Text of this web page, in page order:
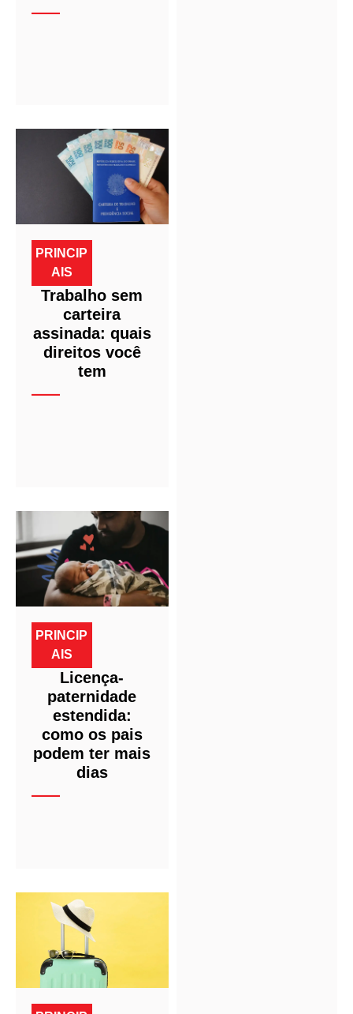
PRINCIP
AIS
Trabalho sem
carteira
assinada: quais
direitos você
tem
PRINCIP
AIS
Licença-
paternidade
estendida:
como os pais
podem ter mais
dias